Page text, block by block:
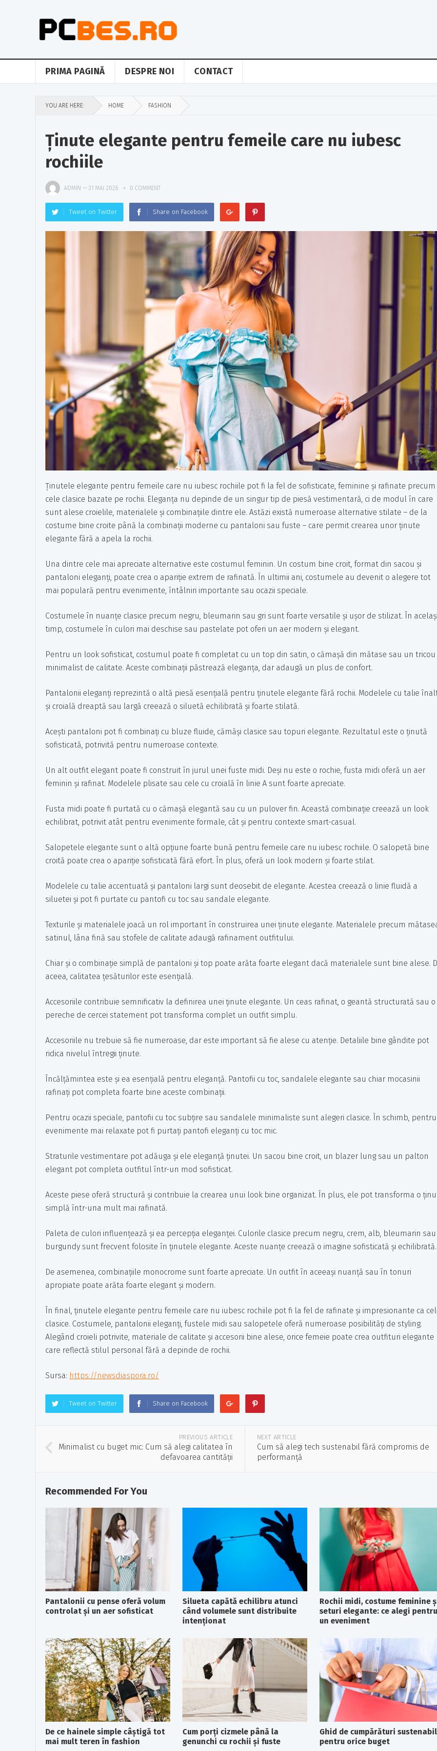
PRIMA PAGINĂ DESPRE NOI CONTACT
YOU ARE HERE: HOME FASHION
Ținute elegante pentru femeile care nu iubesc
rochiile
ADMIN — 31 MAI 2026 0 COMMENT
Tweet on Twitter Share on Facebook
Ținutele elegante pentru femeile care nu iubesc rochiile pot fi la fel de sofisticate, feminine și rafinate precum
cele clasice bazate pe rochii. Eleganța nu depinde de un singur tip de piesă vestimentară, ci de modul în care
sunt alese croielile, materialele și combinațiile dintre ele. Astăzi există numeroase alternative stilate – de la
costume bine croite până la combinații moderne cu pantaloni sau fuste – care permit crearea unor ținute
elegante fără a apela la rochii.
Una dintre cele mai apreciate alternative este costumul feminin. Un costum bine croit, format din sacou și
pantaloni eleganți, poate crea o apariție extrem de rafinată. În ultimii ani, costumele au devenit o alegere tot
mai populară pentru evenimente, întâlniri importante sau ocazii speciale.
Costumele în nuanțe clasice precum negru, bleumarin sau gri sunt foarte versatile și ușor de stilizat. În același
timp, costumele în culori mai deschise sau pastelate pot oferi un aer modern și elegant.
Pentru un look sofisticat, costumul poate fi completat cu un top din satin, o cămașă din mătase sau un tricou
minimalist de calitate. Aceste combinații păstrează eleganța, dar adaugă un plus de confort.
Pantalonii eleganți reprezintă o altă piesă esențială pentru ținutele elegante fără rochii. Modelele cu talie
și croială dreaptă sau largă creează o siluetă echilibrată și foarte stilată.
Acești pantaloni pot fi combinați cu bluze fluide, cămăși clasice sau topuri elegante. Rezultatul este o ținută
sofisticată, potrivită pentru numeroase contexte.
Un alt outfit elegant poate fi construit în jurul unei fuste midi. Deși nu este o rochie, fusta midi oferă un aer
feminin și rafinat. Modelele plisate sau cele cu croială în linie A sunt foarte apreciate.
Fusta midi poate fi purtată cu o cămașă elegantă sau cu un pulover fin. Această combinație creează un look
echilibrat, potrivit atât pentru evenimente formale, cât și pentru contexte smart-casual.
Salopetele elegante sunt o altă opțiune foarte bună pentru femeile care nu iubesc rochiile. O salopetă bine
croită poate crea o apariție sofisticată fără efort. În plus, oferă un look modern și foarte stilat.
Modelele cu talie accentuată și pantaloni largi sunt deosebit de elegante. Acestea creează o linie fluidă a
siluetei și pot fi purtate cu pantofi cu toc sau sandale elegante.
Texturile și materialele joacă un rol important în construirea unei ținute elegante. Materialele precum
satinul, lâna fină sau stofele de calitate adaugă rafinament outfitului.
Chiar și o combinație simplă de pantaloni și top poate arăta foarte elegant dacă materialele sunt bine alese.
aceea, calitatea țesăturilor este esențială.
Accesoriile contribuie semnificativ la definirea unei ținute elegante. Un ceas rafinat, o geantă structurată sau o
pereche de cercei statement pot transforma complet un outfit simplu.
Accesoriile nu trebuie să fie numeroase, dar este important să fie alese cu atenție. Detaliile bine gândite pot
ridica nivelul întregii ținute.
Încălțămintea este și ea esențială pentru eleganță. Pantofii cu toc, sandalele elegante sau chiar mocasinii
rafinați pot completa foarte bine aceste combinații.
Pentru ocazii speciale, pantofii cu toc subțire sau sandalele minimaliste sunt alegeri clasice. În schimb, pentru
evenimente mai relaxate pot fi purtați pantofi eleganți cu toc mic.
Straturile vestimentare pot adăuga și ele eleganță ținutei. Un sacou bine croit, un blazer lung sau un palton
elegant pot completa outfitul într-un mod sofisticat.
Aceste piese oferă structură și contribuie la crearea unui look bine organizat. În plus, ele pot transforma o
simplă într-una mult mai rafinată.
Paleta de culori influențează și ea percepția eleganței. Culorile clasice precum negru, crem, alb, bleumarin sau
burgundy sunt frecvent folosite în ținutele elegante. Aceste nuanțe creează o imagine sofisticată și echilibrată.
De asemenea, combinațiile monocrome sunt foarte apreciate. Un outfit în aceeași nuanță sau în tonuri
apropiate poate arăta foarte elegant și modern.
În final, ținutele elegante pentru femeile care nu iubesc rochiile pot fi la fel de rafinate și impresionante ca
clasice. Costumele, pantalonii eleganți, fustele midi sau salopetele oferă numeroase posibilități de styling.
Alegând croieli potrivite, materiale de calitate și accesorii bine alese, orice femeie poate crea outfituri elegante
care reflectă stilul personal fără a depinde de rochii.
Sursa: https://newsdiaspora.ro/
Tweet on Twitter Share on Facebook
PREVIOUS ARTICLE
Minimalist cu buget mic: Cum să alegi calitatea în
defavoarea cantității
NEXT ARTICLE
Cum să alegi tech sustenabil fără compromis de
performanță
Recommended For You
Pantalonii cu pense oferă volum
controlat și un aer sofisticat
Silueta capătă echilibru atunci
când volumele sunt distribuite
intenționat
Rochii midi, costume feminine
seturi elegante: ce alegi pentru
un eveniment
De ce hainele simple câștigă tot
mai mult teren în fashion
Cum porți cizmele până la
genunchi cu rochii și fuste
Ghid de cumpărături
pentru orice buget